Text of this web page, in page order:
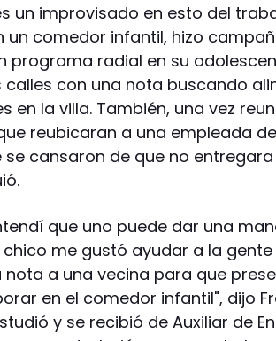
un improvisado en esto del
un comedor infantil, hizo
programa radial en su
calles con una nota buscando
en la villa. También, una vez
reubicaran a una empleada
se cansaron de que no
que uno puede dar una
chico me gustó ayudar a la
nota a una vecina para que
en el comedor infantil", dijo
y se recibió de Auxiliar de